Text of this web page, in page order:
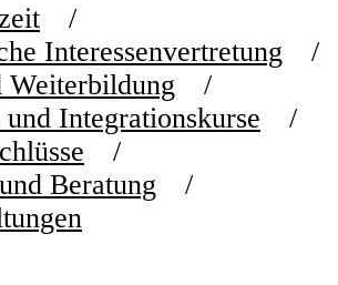
Interessenvertretung
Weiterbildung
Integrationskurse
Beratung